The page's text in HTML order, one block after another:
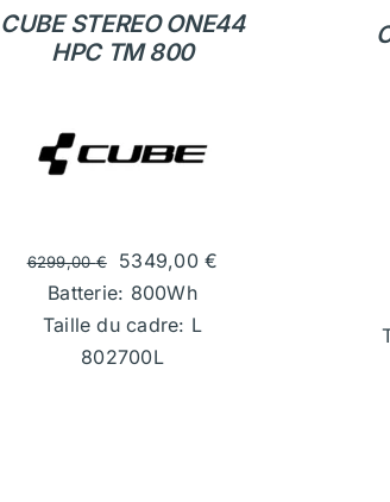
CUBE STEREO ONE44
HPC TM 800
6299,00€ 5349,00 €
Batterie: 800Wh
Taille du cadre: L
802700L